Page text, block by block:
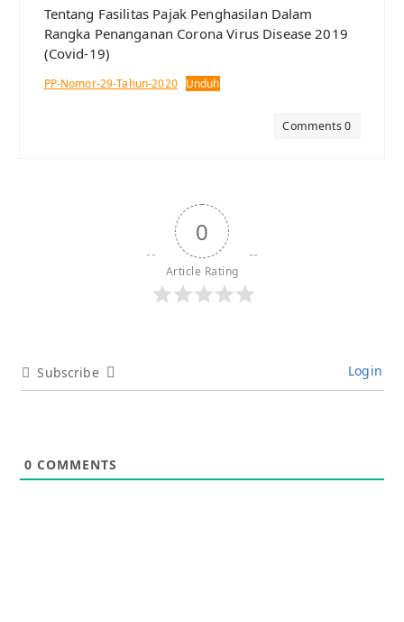
Tentang Fasilitas Pajak Penghasilan Dalam
Rangka Penanganan Corona Virus Disease 2019
(Covid-19)
PP-Nomor-29-Tahun-2020 Unduh
Comments 0
0
Article Rating
Subscribe Login
0 COMMENTS